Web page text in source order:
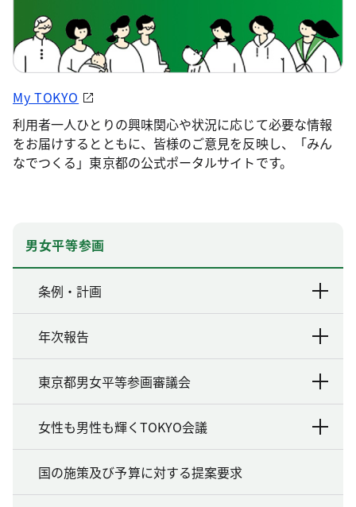
My TOKYO
利用者一人ひとりの興味関心や状況に応じて必要な情報
をお届けするとともに、皆様のご意見を反映し、「みん
なでつくる」東京都の公式ポータルサイトです。
男女平等参画
条例・計画
年次報告
東京都男女平等参画審議会
女性も男性も輝くTOKYO会議
国の施策及び予算に対する提案要求